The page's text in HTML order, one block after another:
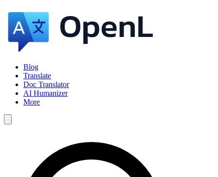
Blog
Translate
Doc Translator
AI Humanizer
More